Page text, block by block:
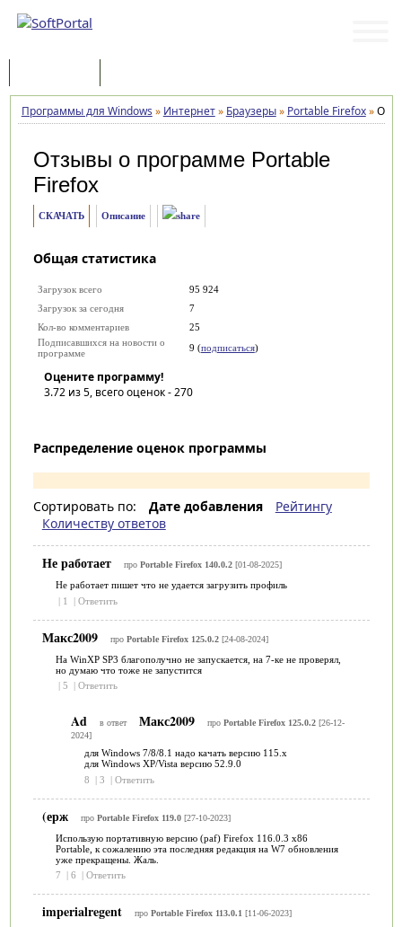
Программы для Windows » Интернет» Браузеры» Portable Firefox»
Отзывы о программе Portable
Firefox
СКАЧАТЬ Описание
Общая статистика
Загрузок всего
95 924
Загрузок за сегодня
7
Кол-во комментариев
25
Подписавшихся на новости о
программе
9 (подписаться)
Оцените программу!
3.72из 5, всего оценок -270
Распределение оценок программы
Сортировать по: Дате добавления
Рейтингу
Количеству ответов
Не работает про Portable Firefox 140.0.2[01-08-2025]
Не работает пишет что не удается загрузить профиль
| 1 | Ответить
Макс2009 про Portable Firefox 125.0.2[24-08-2024]
На WinXP SP3 благополучно не запускается, на 7-ке не проверял,
но думаю что тоже не запустится
| 5 | Ответить
Ad в ответ Макс2009 про Portable Firefox 125.0.2[26-12-
2024]
для Windows 7/8/8.1 надо качать версию 115.x
для Windows XP/Vista версию 52.9.0
8
| 3 | Ответить
(ерж про Portable Firefox 119.0[27-10-2023]
Использую портативную версию (paf) Firefox 116.0.3 x86
Portable, к сожалению эта последняя редакция на W7 обновления
уже прекращены. Жаль.
7
| 6 | Ответить
imperialregent про Portable Firefox 113.0.1 [11-06-2023]